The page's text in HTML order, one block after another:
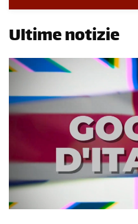
Ultime notizie